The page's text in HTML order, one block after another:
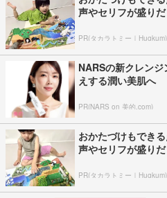
声やセリフが盛り
PR(タカラトミー｜Hugkum)
NARSの新クレン
えする潤い美肌へ
PR(NARS on 美的.com)
おかたづけもでき
声やセリフが盛り
PR(タカラトミー｜Hugkum)